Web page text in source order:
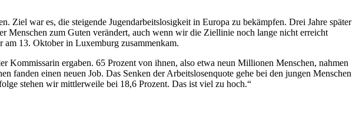
war es, die steigende Jugendarbeitslosigkeit in Europa zu bekämpfen. Drei Jahre später
Menschen zum Guten verändert, auch wenn wir die Ziellinie noch lange nicht erreicht
am 13. Oktober in Luxemburg zusammenkam.
ergaben. 65 Prozent von ihnen, also etwa neun Millionen Menschen, nahmen
einen neuen Job. Das Senken der Arbeitslosenquote gehe bei den jungen Menschen
stehen wir mittlerweile bei 18,6 Prozent. Das ist viel zu hoch.“